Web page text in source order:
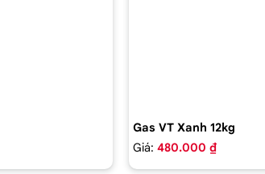
Gas VT Xanh 12kg
Giá: 480.000 ₫